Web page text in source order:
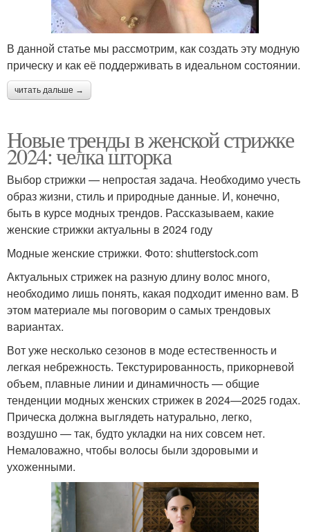
В данной статье мы рассмотрим, как создать эту модную
прическу и как её поддерживать в идеальном состоянии.
читать дальше →
Новые тренды в женской стрижке
2024: челка шторка
Выбор стрижки — непростая задача. Необходимо учесть
образ жизни, стиль и природные данные. И, конечно,
быть в курсе модных трендов. Рассказываем, какие
женские стрижки актуальны в 2024 году
Модные женские стрижки. Фото: shutterstock.com
Актуальных стрижек на разную длину волос много,
необходимо лишь понять, какая подходит именно вам. В
этом материале мы поговорим о самых трендовых
вариантах.
Вот уже несколько сезонов в моде естественность и
легкая небрежность. Текстурированность, прикорневой
объем, плавные линии и динамичность — общие
тенденции модных женских стрижек в 2024—2025 годах.
Прическа должна выглядеть натурально, легко,
воздушно — так, будто укладки на них совсем нет.
Немаловажно, чтобы волосы были здоровыми и
ухоженными.